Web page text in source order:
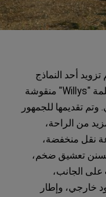
أمريكيًا، تم تزويد أحد النماذج
المعدّلة من MB، وهي CJ-2A من عام 1945، بكلمة "Willys" منقوشة
تقديمها للجمهور
من الراحة،
نقل منخفضة،
الساعة، ومسنن تعشيق ضخم،
على الجانب،
وغطاء وقود خارجي، وإطار